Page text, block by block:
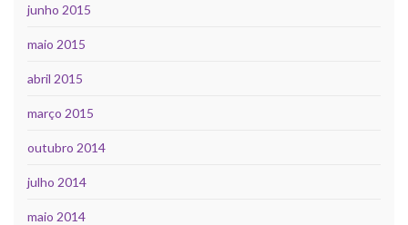
junho 2015
maio 2015
abril 2015
março 2015
outubro 2014
julho 2014
maio 2014